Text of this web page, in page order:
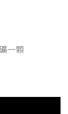
一顆